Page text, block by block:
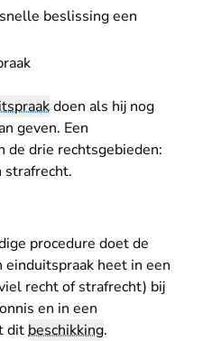
beslissing een
doen als hij nog
geven. Een
de drie rechtsgebieden:
strafrecht.
procedure doet de
einduitspraak heet in een
recht of strafrecht) bij
en in een
ditbeschikking.